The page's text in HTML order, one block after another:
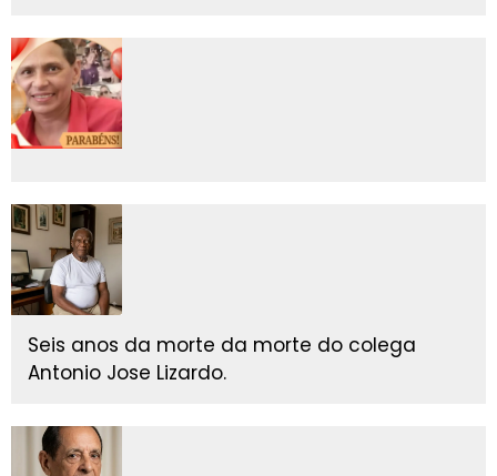
Seis anos da morte da morte do colega
Antonio Jose Lizardo.